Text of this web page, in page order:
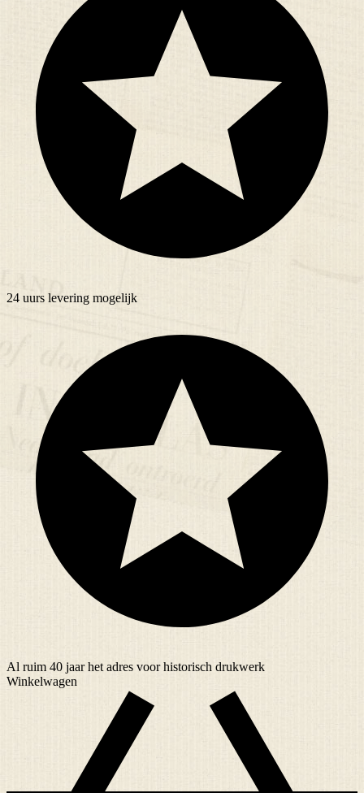
24 uurs levering mogelijk
Al ruim 40 jaarhet adres voor historisch drukwerk
Winkelwagen